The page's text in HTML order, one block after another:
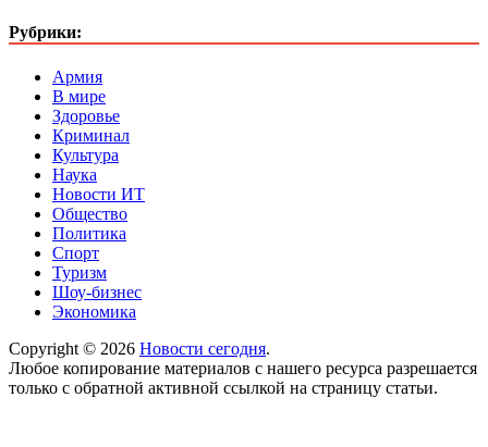
Рубрики:
Армия
В мире
Здоровье
Криминал
Культура
Наука
Новости ИТ
Общество
Политика
Спорт
Туризм
Шоу-бизнес
Экономика
Copyright © 2026 Новости сегодня.
Любое копирование материалов с нашего ресурса разрешается
только с обратной активной ссылкой на страницу статьи.